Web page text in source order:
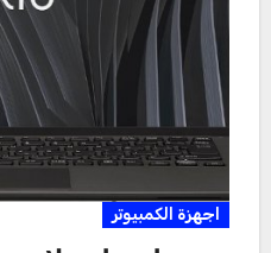
اجهزة الكمبيوتر